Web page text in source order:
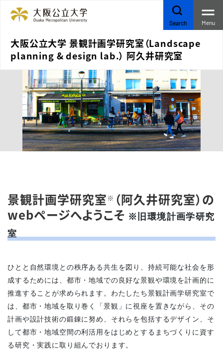
大阪公立大学 景観計画学研究室（Landscape
planning & design lab.） 阿久井研究室
Search Menu
景観計画学研究室 ※ （阿久井研究室）の
webページへようこそ ※旧環境計画学研究
室
ひとと自然環境との秩序ある共生を図り、持続可能な社会を形
成するためには、都市・地域での良好な景観や環境を計画的に
推進することが求められます。わたしたち景観計画学研究室で
は、 都市・地域を取り巻く「景観」に視座を置きながら、その
計画や設計技術の鍛錬に努め、それらを包括するデザイン、そ
して都市・地域空間の利活用をはじめとするまちづくりに資す
る研究・実践に取り組んでおります。